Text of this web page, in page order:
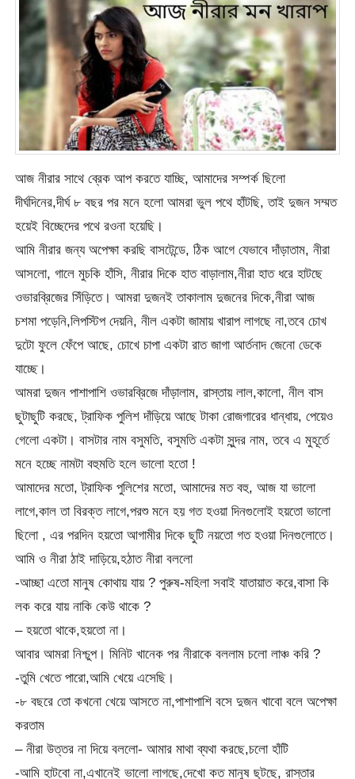
আজ নীরার সাথে ব্রেক আপ করতে যাচ্ছি, আমাদের সম্পর্ক ছিলো
দীর্ঘদিনের,দীর্ঘ ৮ বছর পর মনে হলো আমরা ভুল পথে হাঁটছি, তাই দুজন সম্মত
হয়েই বিচ্ছেদের পথে রওনা হয়েছি।
আমি নীরার জন্য অপেক্ষা করছি বাসটেন্ডে, ঠিক আগে যেভাবে দাঁড়াতাম, নীরা
আসলো, গালে মুচকি হাঁসি, নীরার দিকে হাত বাড়ালাম,নীরা হাত ধরে হাটছে
ওভারব্রিজের সিঁড়িতে। আমরা দুজনই তাকালাম দুজনের দিকে,নীরা আজ
চশমা পড়েনি,লিপস্টিপ দেয়নি, নীল একটা জামায় খারাপ লাগছে না,তবে চোখ
দুটো ফুলে ফেঁপে আছে, চোখে চাপা একটা রাত জাগা আর্তনাদ জেনো ডেকে
যাচ্ছে।
আমরা দুজন পাশাপাশি ওভারব্রিজে দাঁড়ালাম, রাস্তায় লাল,কালো, নীল বাস
ছুটাছুটি করছে, ট্রাফিক পুলিশ দাঁড়িয়ে আছে টাকা রোজগারের ধান্ধায়, পেয়েও
গেলো একটা। বাসটার নাম বসুমতি, বসুমতি একটা সুন্দর নাম, তবে এ মুহূর্তে
মনে হচ্ছে নামটা বহুমতি হলে ভালো হতো !
আমাদের মতো, ট্রাফিক পুলিশের মতো, আমাদের মত বহু, আজ যা ভালো
লাগে,কাল তা বিরক্ত লাগে,পরশু মনে হয় গত হওয়া দিনগুলোই হয়তো ভালো
ছিলো , এর পরদিন হয়তো আগামীর দিকে ছুটি নয়তো গত হওয়া দিনগুলোতে।
আমি ও নীরা ঠাই দাড়িয়ে,হঠাত নীরা বললো
-আচ্ছা এতো মানুষ কোথায় যায় ? পুরুষ-মহিলা সবাই যাতায়াত করে,বাসা কি
লক করে যায় নাকি কেউ থাকে ?
– হয়তো থাকে,হয়তো না।
আবার আমরা নিশ্চুপ। মিনিট খানেক পর নীরাকে বললাম চলো লাঞ্চ করি ?
-তুমি খেতে পারো,আমি খেয়ে এসেছি।
-৮ বছরে তো কখনো খেয়ে আসতে না,পাশাপাশি বসে দুজন খাবো বলে অপেক্ষা
করতাম
– নীরা উত্তর না দিয়ে বললো- আমার মাথা ব্যথা করছে,চলো হাঁটি
-আমি হাটবো না,এখানেই ভালো লাগছে,দেখো কত মানুষ ছুটছে, রাস্তার